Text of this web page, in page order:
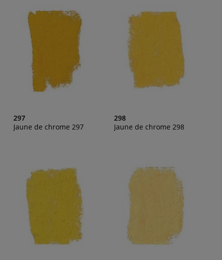
297
Jaune de chrome 297
298
Jaune de chrome 298